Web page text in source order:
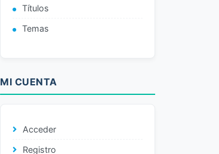
Títulos
Temas
MI CUENTA
Acceder
Registro